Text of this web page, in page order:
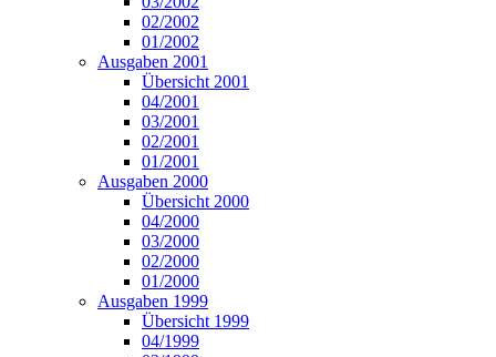
02/2002
01/2002
Ausgaben 2001
Übersicht 2001
04/2001
03/2001
02/2001
01/2001
Ausgaben 2000
Übersicht 2000
04/2000
03/2000
02/2000
01/2000
Ausgaben 1999
Übersicht 1999
04/1999